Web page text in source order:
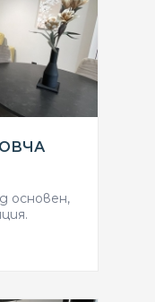
ОВЧА
основен,